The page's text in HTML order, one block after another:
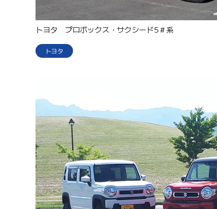
トヨタ プロボックス・サクシード5＃系
トヨタ